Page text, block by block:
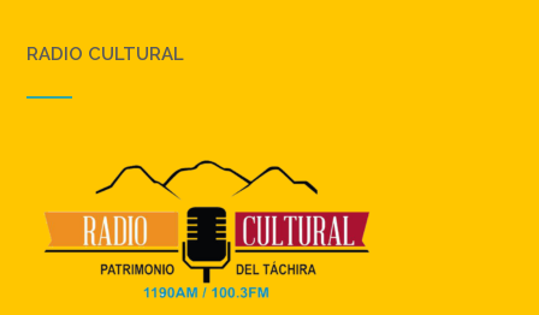
RADIO CULTURAL